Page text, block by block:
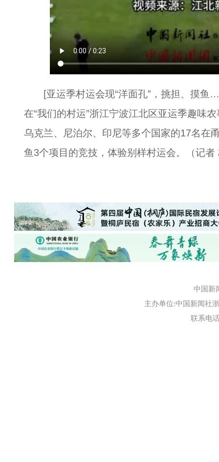
[亚运季村运会现“洋面孔”，挑担、摸鱼
在“我们的村运”浙江宁波江北区亚运季趣味
乌克兰、尼泊尔、印尼等多个国家的17名在
鱼3个项目的竞技，体验别样村运会。（记者
中国新
主办单位:中国新闻社
联系电